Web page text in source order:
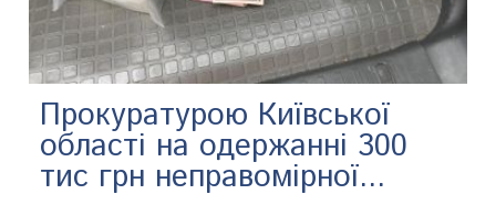
Прокуратурою Київської
області на одержанні 300
тис грн неправомірної...